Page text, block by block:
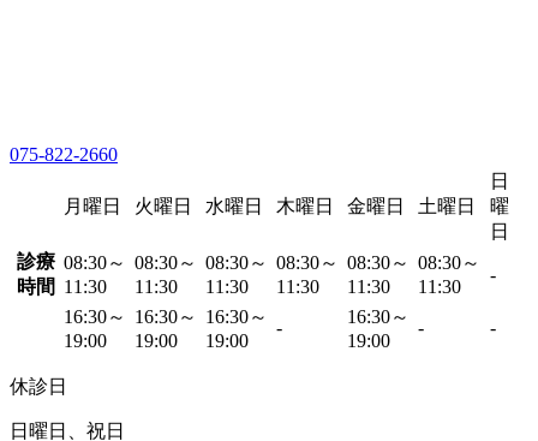
075-822-2660
月曜日 火曜日 水曜日 木曜日 金曜日 土曜日
日
曜
日
診療
時間
08:30～
11:30
08:30～
11:30
08:30～
11:30
08:30～
11:30
08:30～
11:30
08:30～
11:30
-
16:30～
19:00
16:30～
19:00
16:30～
19:00
-
16:30～
19:00
- -
休診日
日曜日、祝日